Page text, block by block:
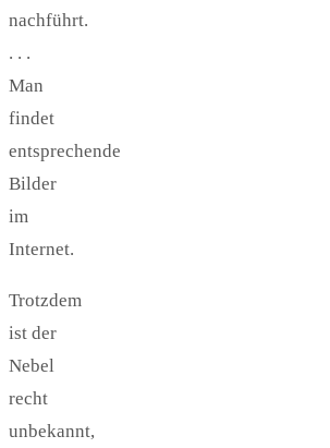
nachführt.
. . .
Man
findet
entsprechende
Bilder
im
Internet.
Trotzdem
ist der
Nebel
recht
unbekannt,